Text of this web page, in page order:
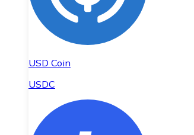
USD Coin
USDC